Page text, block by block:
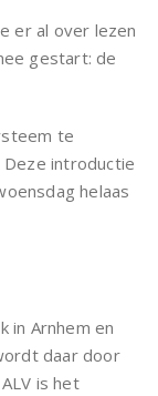
er al over lezen
gestart: de
te
introductie
helaas
in Arnhem en
daar door
is het